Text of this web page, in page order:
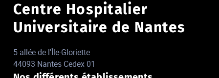
Centre Hospitalier
Universitaire de Nantes
5 allée de l'Île-Gloriette
44093 Nantes Cedex 01